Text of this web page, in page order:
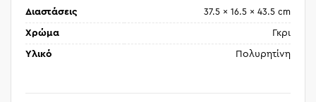
Διαστάσεις 37.5 × 16.5 × 43.5 cm
Χρώμα Γκρι
Υλικό Πολυρητίνη